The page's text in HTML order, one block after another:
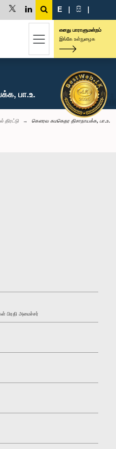
E | සි |
எனது பாராளுமன்றம்
இங்கே உள்நுழைக
பா.உ.
திரட்டு கௌரவ கமகெதர திசாநாயக்க, பா.உ.
பிரதி அமைச்சர்